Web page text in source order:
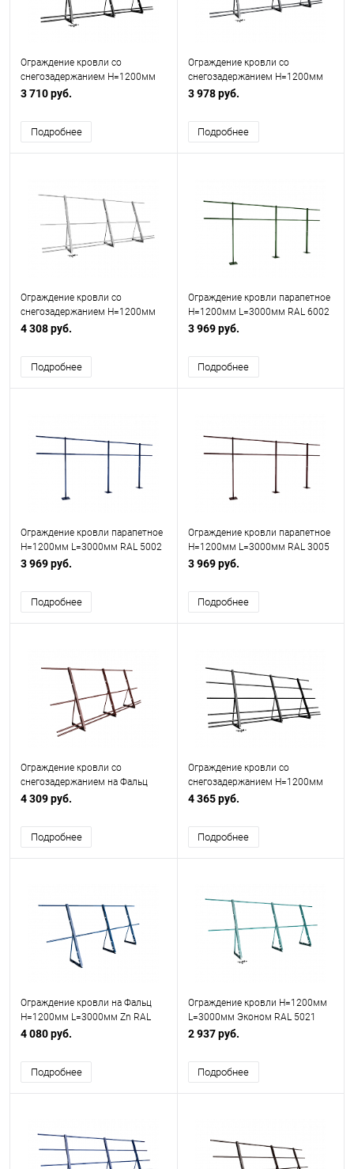
Ограждение кровли со
снегозадержанием H=1200мм
L=3000мм Эконом RAL 9005
3 710 руб.
Подробнее
Ограждение кровли со
снегозадержанием H=1200мм
L=3000мм Оптимальное RAL
3 978 руб.
Подробнее
Ограждение кровли со
снегозадержанием H=1200мм
L=3000мм Zn RAL 7004
4 308 руб.
Подробнее
Ограждение кровли парапетное
H=1200мм L=3000мм RAL 6002
(Тип 1)
3 969 руб.
Подробнее
Ограждение кровли парапетное
H=1200мм L=3000мм RAL 5002
(Тип 1)
3 969 руб.
Подробнее
Ограждение кровли парапетное
H=1200мм L=3000мм RAL 3005
(Тип 1)
3 969 руб.
Подробнее
Ограждение кровли со
снегозадержанием на Фальц
H=1200мм L=3000мм Эконом
4 309 руб.
Подробнее
Ограждение кровли со
снегозадержанием H=1200мм
L=3000мм Оптимальное RAL
4 365 руб.
Подробнее
Ограждение кровли на Фальц
H=1200мм L=3000мм Zn RAL
5005
4 080 руб.
Подробнее
Ограждение кровли H=1200мм
L=3000мм Эконом RAL 5021
2 937 руб.
Подробнее